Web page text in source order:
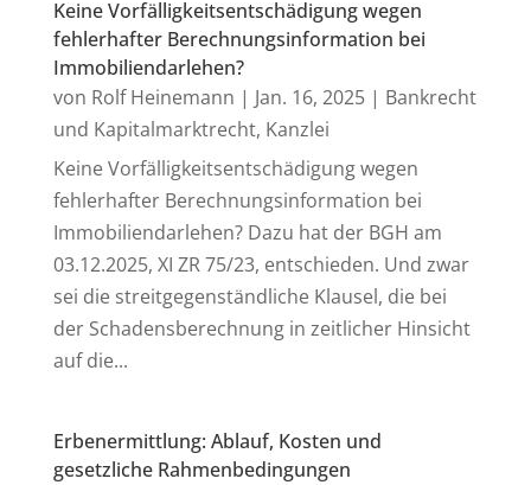
Keine Vorfälligkeitsentschädigung wegen
fehlerhafter Berechnungsinformation bei
Immobiliendarlehen?
von Rolf Heinemann | Jan. 16, 2025| Bankrecht
und Kapitalmarktrecht, Kanzlei
Keine Vorfälligkeitsentschädigung wegen
fehlerhafter Berechnungsinformation bei
Immobiliendarlehen? Dazu hat der BGH am
03.12.2025, XI ZR 75/23, entschieden. Und zwar
sei die streitgegenständliche Klausel, die bei
der Schadensberechnung in zeitlicher Hinsicht
auf die...
Erbenermittlung: Ablauf, Kosten und
gesetzliche Rahmenbedingungen